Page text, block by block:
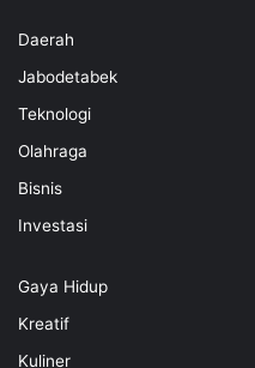
Daerah
Jabodetabek
Teknologi
Olahraga
Bisnis
Investasi
Gaya Hidup
Kreatif
Kuliner